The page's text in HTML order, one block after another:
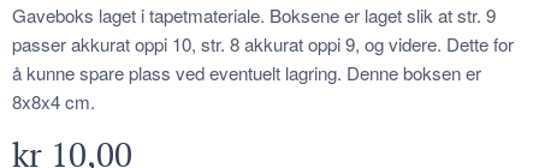
Gaveboks laget i tapetmateriale. Boksene er laget slik at str. 9
passer akkurat oppi 10, str. 8 akkurat oppi 9, og videre. Dette for
å kunne spare plass ved eventuelt lagring. Denne boksen er
8x8x4 cm.
kr 10,00